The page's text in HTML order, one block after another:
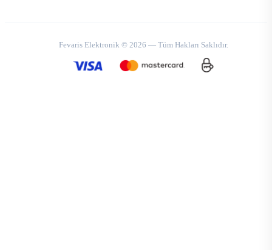
Fevaris Elektronik © 2026 — Tüm Hakları Saklıdır.